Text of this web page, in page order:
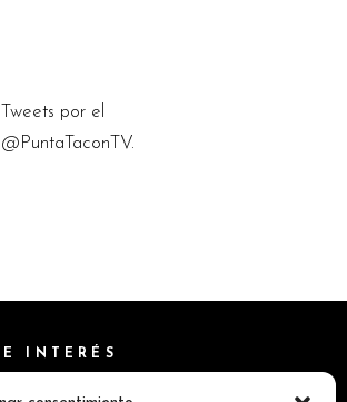
Tweets por el
@PuntaTaconTV.
INTERÉS